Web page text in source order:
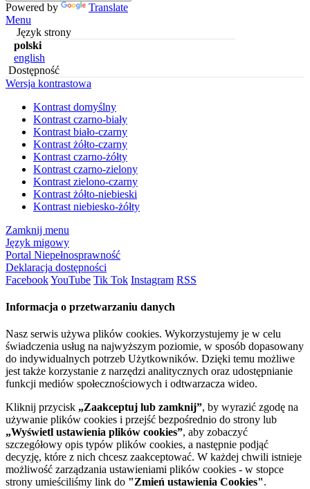
Powered by
Translate
Menu
Język strony
polski
english
Dostępność
Wersja kontrastowa
Kontrast domyślny
Kontrast czarno-biały
Kontrast biało-czarny
Kontrast żółto-czarny
Kontrast czarno-żółty
Kontrast czarno-zielony
Kontrast zielono-czarny
Kontrast żółto-niebieski
Kontrast niebiesko-żółty
Zamknij menu
Język migowy
Portal Niepełnosprawność
Deklaracja dostępności
FacebookYouTube Tik Tok Instagram RSS
Informacja o przetwarzaniu danych
Nasz serwis używa plików cookies. Wykorzystujemy je w celu
świadczenia usług na najwyższym poziomie, w sposób dopasowany
do indywidualnych potrzeb Użytkowników. Dzięki temu możliwe
jest także korzystanie z narzędzi analitycznych oraz udostępnianie
funkcji mediów społecznościowych i odtwarzacza wideo.
Kliknij przycisk „Zaakceptuj lub zamknij”, by wyrazić zgodę na
używanie plików cookies i przejść bezpośrednio do strony lub
„Wyświetl ustawienia plików cookies”, aby zobaczyć
szczegółowy opis typów plików cookies, a następnie podjąć
decyzję, które z nich chcesz zaakceptować. W każdej chwili istnieje
możliwość zarządzania ustawieniami plików cookies - w stopce
strony umieściliśmy link do "Zmień ustawienia Cookies".